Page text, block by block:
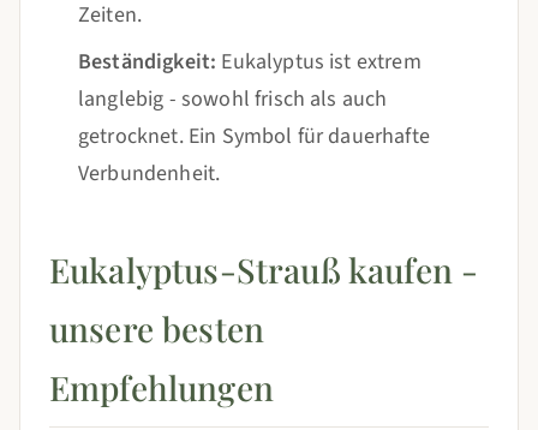
Zeiten.
Beständigkeit: Eukalyptus ist extrem
langlebig - sowohl frisch als auch
getrocknet. Ein Symbol für dauerhafte
Verbundenheit.
Eukalyptus-Strauß kaufen -
unsere besten
Empfehlungen